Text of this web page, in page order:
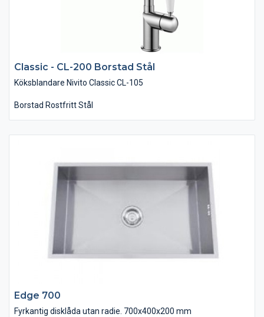
Classic - CL-200 Borstad Stål
Köksblandare Nivito Classic CL-105
Borstad Rostfritt Stål
Edge 700
Fyrkantig disklåda utan radie. 700x400x200 mm